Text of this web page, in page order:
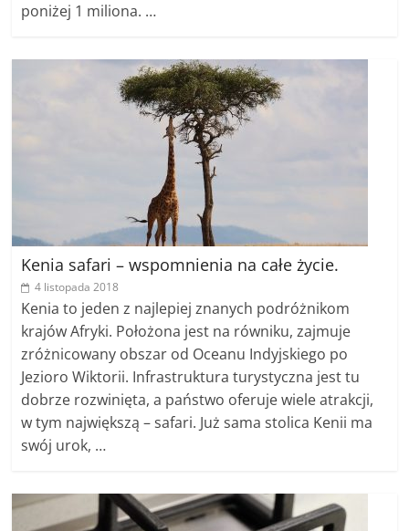
poniżej 1 miliona. …
Kenia safari – wspomnienia na całe życie.
4 listopada 2018
Kenia to jeden z najlepiej znanych podróżnikom
krajów Afryki. Położona jest na równiku, zajmuje
zróżnicowany obszar od Oceanu Indyjskiego po
Jezioro Wiktorii. Infrastruktura turystyczna jest tu
dobrze rozwinięta, a państwo oferuje wiele atrakcji,
w tym największą – safari. Już sama stolica Kenii ma
swój urok, …